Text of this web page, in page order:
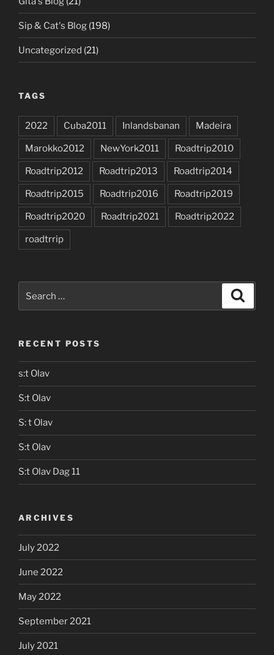
Sip & Cat's Blog (198)
Uncategorized (21)
TAGS
2022 Cuba2011 Inlandsbanan Madeira
Marokko2012 NewYork2011 Roadtrip2010
Roadtrip2012 Roadtrip2013 Roadtrip2014
Roadtrip2015 Roadtrip2016 Roadtrip2019
Roadtrip2020 Roadtrip2021 Roadtrip2022
roadtrrip
RECENT POSTS
s:t Olav
S:t Olav
S: t Olav
S:t Olav
S:t Olav Dag 11
ARCHIVES
July 2022
June 2022
May 2022
September 2021
July 2021